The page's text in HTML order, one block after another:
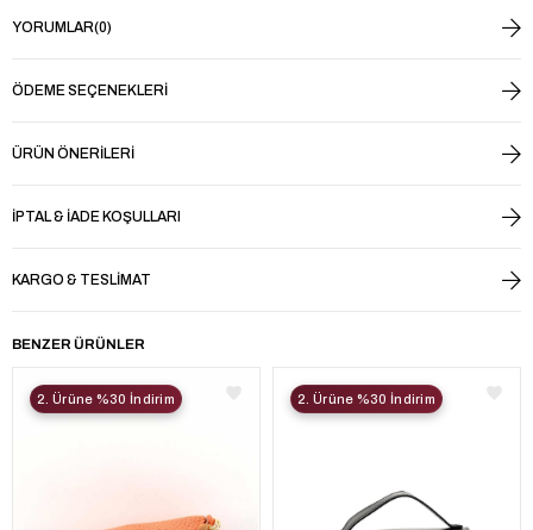
YORUMLAR(0)
ÖDEME SEÇENEKLERI
ÜRÜN ÖNERILERI
İPTAL & İADE KOŞULLARI
KARGO & TESLIMAT
BENZER ÜRÜNLER
2. Ürüne %30 İndirim 2. Ürüne %30 İndirim